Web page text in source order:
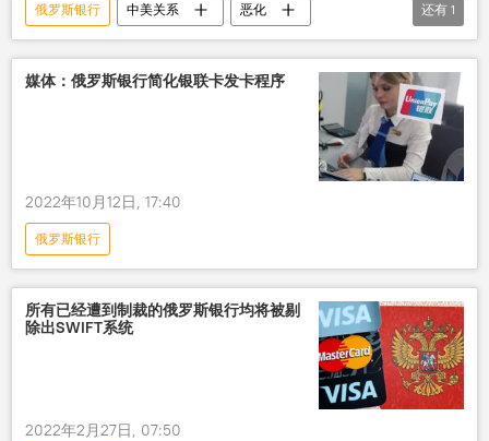
俄罗斯银行 中美关系
恶化
全球化
金融危机
还有 1
媒体：俄罗斯银行简化银联卡发卡程序
2022年10月12日, 17:40
俄罗斯银行
所有已经遭到制裁的俄罗斯银行均将被剔
除出SWIFT系统
2022年2月27日, 07:50